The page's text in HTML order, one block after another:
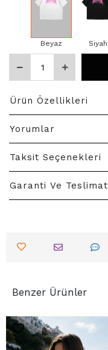
Beyaz Siyah
Ürün Özellikleri
Yorumlar
Taksit Seçenekleri
Garanti Ve Teslimat
Benzer Ürünler